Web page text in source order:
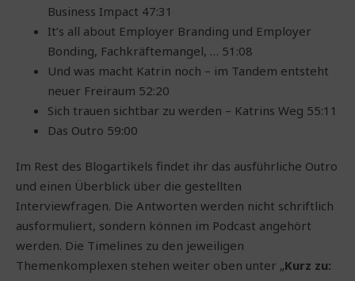
Business Impact 47:31
It’s all about Employer Branding und Employer
Bonding, Fachkräftemangel, … 51:08
Und was macht Katrin noch – im Tandem entsteht
neuer Freiraum 52:20
Sich trauen sichtbar zu werden – Katrins Weg 55:11
Das Outro 59:00
Im Rest des Blogartikels findet ihr das ausführliche Outro
und einen Überblick über die gestellten
Interviewfragen. Die Antworten werden nicht schriftlich
ausformuliert, sondern können im Podcast angehört
werden. Die Timelines zu den jeweiligen
Themenkomplexen stehen weiter oben unter „Kurz zu: